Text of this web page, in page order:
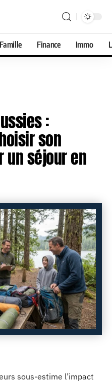
Famille Finance Immo
:
son
un séjour en
sous-estime l’impact